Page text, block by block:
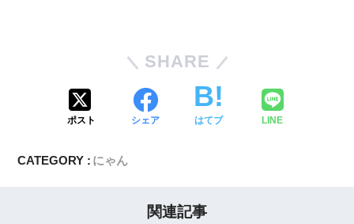
SHARE
ポスト シェア はてブ LINE
CATEGORY : にゃん
関連記事